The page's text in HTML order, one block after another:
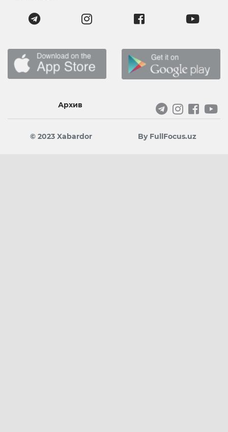
Архив
© 2023 Xabardor By FullFocus.uz